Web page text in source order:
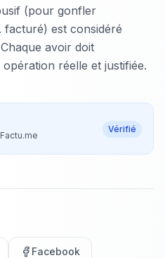
(pour gonfler
facturé) est considéré
avoir doit
réelle et justifiée.
Factu.me
Vérifié
Facebook